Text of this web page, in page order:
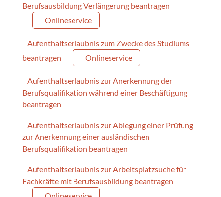
Berufsausbildung Verlängerung beantragen
Onlineservice
Aufenthaltserlaubnis zum Zwecke des Studiums
beantragen
Onlineservice
Aufenthaltserlaubnis zur Anerkennung der
Berufsqualifikation während einer Beschäftigung
beantragen
Aufenthaltserlaubnis zur Ablegung einer Prüfung
zur Anerkennung einer ausländischen
Berufsqualifikation beantragen
Aufenthaltserlaubnis zur Arbeitsplatzsuche für
Fachkräfte mit Berufsausbildung beantragen
Onlineservice